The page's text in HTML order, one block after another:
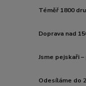
Téměř 1800
Doprava nad
Jsme pejskaři
Odesíláme do